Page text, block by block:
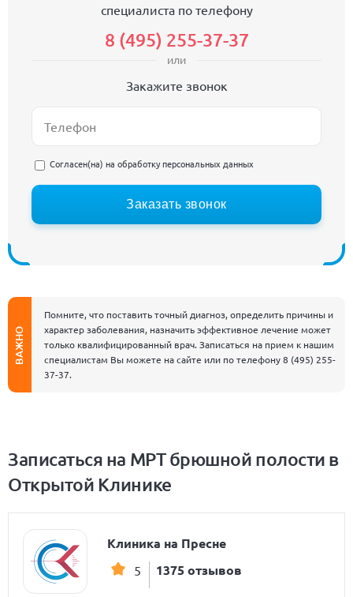
специалиста по телефону
8 (495) 255-37-37
или
Закажите звонок
Согласен(на) на обработку персональных данных
Заказать звонок
ВАЖНО
Помните, что поставить точный диагноз, определить причины и
характер заболевания, назначить эффективное лечение может
только квалифицированный врач. Записаться на прием к нашим
специалистам Вы можете на сайте или по телефону8 (495) 255-
37-37.
Записаться на МРТ брюшной полости в
Открытой Клинике
Клиника на Пресне
5 1375 отзывов